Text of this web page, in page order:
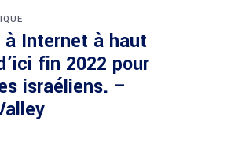
à Internet à haut
fin 2022 pour
israéliens. –